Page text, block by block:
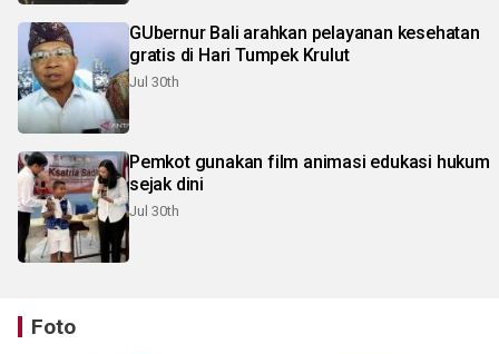
GUbernur Bali arahkan pelayanan kesehatan
gratis di Hari Tumpek Krulut
Jul 30th
Pemkot gunakan film animasi edukasi hukum
sejak dini
Jul 30th
Foto